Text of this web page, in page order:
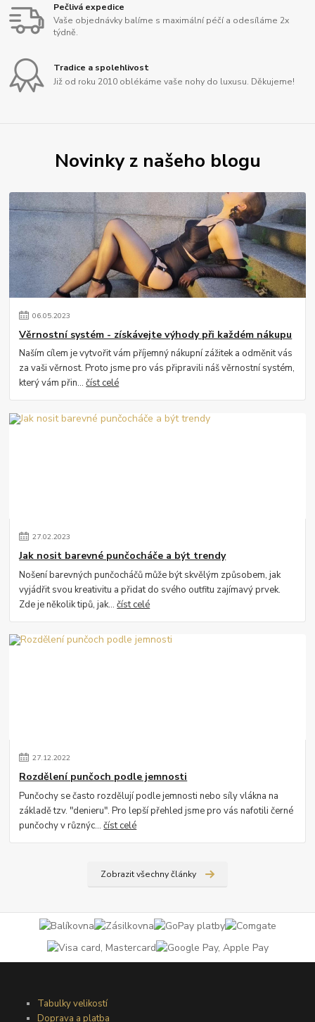
Pečlivá expedice
Vaše objednávky balíme s maximální péčí a odesíláme 2x
týdně.
Tradice a spolehlivost
Již od roku 2010 oblékáme vaše nohy do luxusu. Děkujeme!
Novinky z našeho blogu
06.05.2023
Věrnostní systém - získávejte výhody při každém nákupu
Naším cílem je vytvořit vám příjemný nákupní zážitek a odměnit vás
za vaši věrnost. Proto jsme pro vás připravili náš věrnostní systém,
který vám přin...číst celé
27.02.2023
Jak nosit barevné punčocháče a být trendy
Nošení barevných punčocháčů může být skvělým způsobem, jak
vyjádřit svou kreativitu a přidat do svého outfitu zajímavý prvek.
Zde je několik tipů, jak...číst celé
27.12.2022
Rozdělení punčoch podle jemnosti
Punčochy se často rozdělují podle jemnosti nebo síly vlákna na
základě tzv. "denieru". Pro lepší přehled jsme pro vás nafotili černé
punčochy v různýc...číst celé
Zobrazit všechny články
Tabulky velikostí
Doprava a platba